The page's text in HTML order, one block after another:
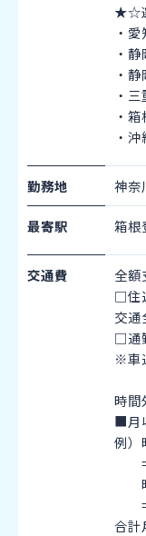
★☆
・
・
・
・
・
・
勤務地 神奈
最寄駅 箱
交通費
全額
□住
交通
□通
※車
時間
■月
例
⇒
時
⇒
合計